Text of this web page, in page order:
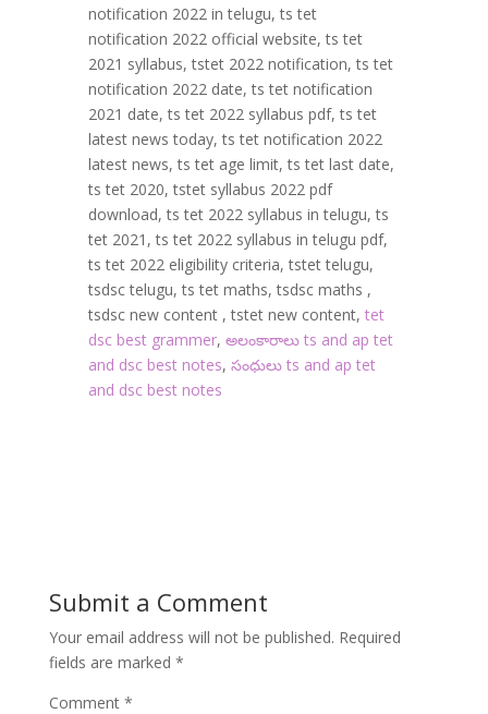
notification 2022 in telugu, ts tet
notification 2022 official website, ts tet
2021 syllabus, tstet 2022 notification, ts tet
notification 2022 date, ts tet notification
2021 date, ts tet 2022 syllabus pdf, ts tet
latest news today, ts tet notification 2022
latest news, ts tet age limit, ts tet last date,
ts tet 2020, tstet syllabus 2022 pdf
download, ts tet 2022 syllabus in telugu, ts
tet 2021, ts tet 2022 syllabus in telugu pdf,
ts tet 2022 eligibility criteria, tstet telugu,
tsdsc telugu, ts tet maths, tsdsc maths ,
tsdsc new content , tstet new content, tet
dsc best grammer, అలంకారాలు ts and ap tet
and dsc best notes, సంధులు ts and ap tet
and dsc best notes
Submit a Comment
Your email address will not be published. Required
fields are marked *
Comment *